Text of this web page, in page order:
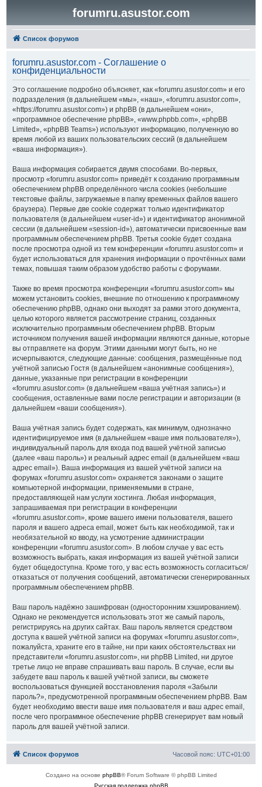
forumru.asustor.com
Список форумов
forumru.asustor.com - Соглашение о
конфиденциальности
Это соглашение подробно объясняет, как «forumru.asustor.com» и его
подразделения (в дальнейшем «мы», «наш», «forumru.asustor.com»,
«https://forumru.asustor.com») и phpBB (в дальнейшем «они»,
«программное обеспечение phpBB», «www.phpbb.com», «phpBB
Limited», «phpBB Teams») используют информацию, полученную во
время любой из ваших пользовательских сессий (в дальнейшем
«ваша информация»).
Ваша информация собирается двумя способами. Во-первых,
просмотр «forumru.asustor.com» приведёт к созданию программным
обеспечением phpBB определённого числа cookies (небольшие
текстовые файлы, загружаемые в папку временных файлов вашего
браузера). Первые две cookie содержат только идентификатор
пользователя (в дальнейшем «user-id») и идентификатор анонимной
сессии (в дальнейшем «session-id»), автоматически присвоенные вам
программным обеспечением phpBB. Третья cookie будет создана
после просмотра одной из тем конференции «forumru.asustor.com» и
будет использоваться для хранения информации о прочтённых вами
темах, повышая таким образом удобство работы с форумами.
Также во время просмотра конференции «forumru.asustor.com» мы
можем установить cookies, внешние по отношению к программному
обеспечению phpBB, однако они выходят за рамки этого документа,
целью которого является рассмотрение страниц, созданных
исключительно программным обеспечением phpBB. Вторым
источником получения вашей информации являются данные, которые
вы отправляете на форум. Этими данными могут быть, но не
исчерпываются, следующие данные: сообщения, размещённые под
учётной записью Гостя (в дальнейшем «анонимные сообщения»),
данные, указанные при регистрации в конференции
«forumru.asustor.com» (в дальнейшем «ваша учётная запись») и
сообщения, оставленные вами после регистрации и авторизации (в
дальнейшем «ваши сообщения»).
Ваша учётная запись будет содержать, как минимум, однозначно
идентифицируемое имя (в дальнейшем «ваше имя пользователя»),
индивидуальный пароль для входа под вашей учётной записью
(далее «ваш пароль») и реальный адрес email (в дальнейшем «ваш
адрес email»). Ваша информация из вашей учётной записи на
форумах «forumru.asustor.com» охраняется законами о защите
компьютерной информации, применяемыми в стране,
предоставляющей нам услуги хостинга. Любая информация,
запрашиваемая при регистрации в конференции
«forumru.asustor.com», кроме вашего имени пользователя, вашего
пароля и вашего адреса email, может быть как необходимой, так и
необязательной ко вводу, на усмотрение администрации
конференции «forumru.asustor.com». В любом случае у вас есть
возможность выбрать, какая информация из вашей учётной записи
будет общедоступна. Кроме того, у вас есть возможность согласиться/
отказаться от получения сообщений, автоматически сгенерированных
программным обеспечением phpBB.
Ваш пароль надёжно зашифрован (односторонним хэшированием).
Однако не рекомендуется использовать этот же самый пароль,
регистрируясь на других сайтах. Ваш пароль является средством
доступа к вашей учётной записи на форумах «forumru.asustor.com»,
пожалуйста, храните его в тайне, ни при каких обстоятельствах ни
представители «forumru.asustor.com», ни phpBB Limited, ни другое
третье лицо не вправе спрашивать ваш пароль. В случае, если вы
забудете ваш пароль к вашей учётной записи, вы сможете
воспользоваться функцией восстановления пароля «Забыли
пароль?», предусмотренной программным обеспечением phpBB. Вам
будет необходимо ввести ваше имя пользователя и ваш адрес email,
после чего программное обеспечение phpBB сгенерирует вам новый
пароль для вашей учётной записи.
Список форумов Часовой пояс: UTC+01:00
Создано на основе phpBB® Forum Software © phpBB Limited
Русская поддержка phpBB